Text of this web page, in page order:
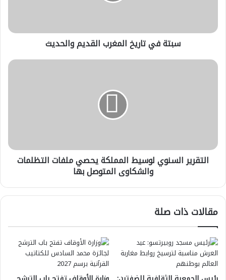
سبتة في تاريخ المغرب القديم والحديث
التقرير
المتوصل
التقرير السنوي لوسيط المملكة يحصي ملفات التظلمات
والشكاوى المتوصل بها
مقالات ذات صلة